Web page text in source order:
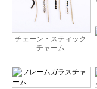
チェーン・スティック
チャーム